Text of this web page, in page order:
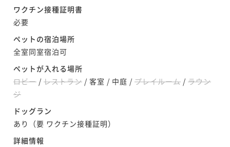
ワクチン接種証明書
必要
ペットの宿泊場所
全室同室宿泊可
ペットが入れる場所
ロビー / レストラン / 客室 / 中庭 / プレイルーム / ラウン
ジ
ドッグラン
あり（要 ワクチン接種証明）
詳細情報